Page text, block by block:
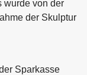
wurde von der
der Skulptur
Sparkasse